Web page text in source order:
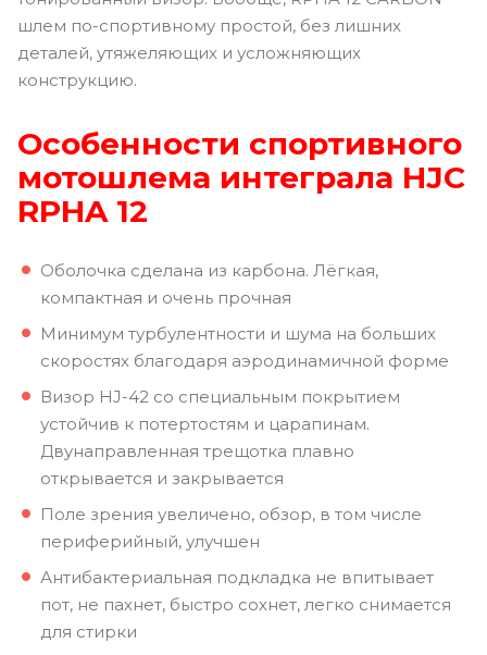
шлем по-спортивному простой, без лишних
деталей, утяжеляющих и усложняющих
конструкцию.
Особенности спортивного
мотошлема интеграла HJC
RPHA 12
Оболочка сделана из карбона. Лёгкая,
компактная и очень прочная
Минимум турбулентности и шума на больших
скоростях благодаря аэродинамичной форме
Визор HJ-42 со специальным покрытием
устойчив к потертостям и царапинам.
Двунаправленная трещотка плавно
открывается и закрывается
Поле зрения увеличено, обзор, в том числе
периферийный, улучшен
Антибактериальная подкладка не впитывает
пот, не пахнет, быстро сохнет, легко снимается
для стирки